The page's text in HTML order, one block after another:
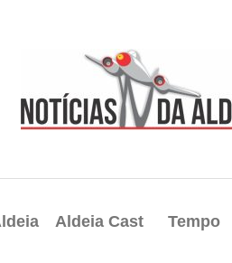
Aldeia Cast Tempo